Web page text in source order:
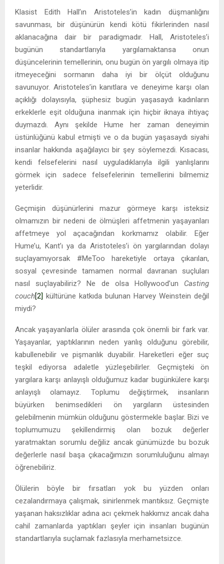
Klasist Edith Hall’ın Aristoteles’in kadın düşmanlığını
savunması, bir düşünürün kendi kötü fikirlerinden nasıl
aklanacağına dair bir paradigmadır. Hall, Aristoteles’i
bugünün standartlarıyla yargılamaktansa onun
düşüncelerinin temellerinin, onu bugün ön yargılı olmaya itip
itmeyeceğini sormanın daha iyi bir ölçüt olduğunu
savunuyor. Aristoteles’in kanıtlara ve deneyime karşı olan
açıklığı dolayısıyla, şüphesiz bugün yaşasaydı kadınların
erkeklerle eşit olduğuna inanmak için hiçbir iknaya ihtiyaç
duymazdı. Aynı şekilde Hume her zaman deneyimin
üstünlüğünü kabul etmişti ve o da bugün yaşasaydı siyahi
insanlar hakkında aşağılayıcı bir şey söylemezdi. Kısacası,
kendi felsefelerini nasıl uyguladıklarıyla ilgili yanlışlarını
görmek için sadece felsefelerinin temellerini bilmemiz
yeterlidir.
Geçmişin düşünürlerini mazur görmeye karşı isteksiz
olmamızın bir nedeni de ölmüşleri affetmenin yaşayanları
affetmeye yol açacağından korkmamız olabilir. Eğer
Hume’u, Kant’ı ya da Aristoteles’i ön yargılarından dolayı
suçlayamıyorsak #MeToo hareketiyle ortaya çıkarılan,
sosyal çevresinde tamamen normal davranan suçluları
nasıl suçlayabiliriz? Ne de olsa Hollywood’un Casting
couch[2] kültürüne katkıda bulunan Harvey Weinstein değil
miydi?
Ancak yaşayanlarla ölüler arasında çok önemli bir fark var.
Yaşayanlar, yaptıklarının neden yanlış olduğunu görebilir,
kabullenebilir ve pişmanlık duyabilir. Hareketleri eğer suç
teşkil ediyorsa adaletle yüzleşebilirler. Geçmişteki ön
yargılara karşı anlayışlı olduğumuz kadar bugünkülere karşı
anlayışlı olamayız. Toplumu değiştirmek, insanların
büyürken benimsedikleri ön yargıların üstesinden
gelebilmenin mümkün olduğunu göstermekle başlar. Bizi ve
toplumumuzu şekillendirmiş olan bozuk değerler
yaratmaktan sorumlu değiliz ancak günümüzde bu bozuk
değerlerle nasıl başa çıkacağımızın sorumluluğunu almayı
öğrenebiliriz.
Ölülerin böyle bir fırsatları yok bu yüzden onları
cezalandırmaya çalışmak, sinirlenmek mantıksız. Geçmişte
yaşanan haksızlıklar adına acı çekmek hakkımız ancak daha
cahil zamanlarda yaptıkları şeyler için insanları bugünün
standartlarıyla suçlamak fazlasıyla merhametsizce.